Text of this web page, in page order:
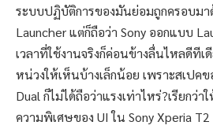
ระบบปฏิบัติการของมันย่อมถูกครอบมา
Launcher แต่ก็ถือว่า Sony ออกแบบ
เวลาที่ใช้งานจริงก็ค่อนข้างลื่นไหลดีทีเ
หน่วงให้เห็นบ้างเล็กน้อย เพราะสเปค
Dual ก็ไม่ได้ถือว่าแรงเท่าไหร่?เรียกว่
ความพิเศษของ UI ใน Sony Xperia